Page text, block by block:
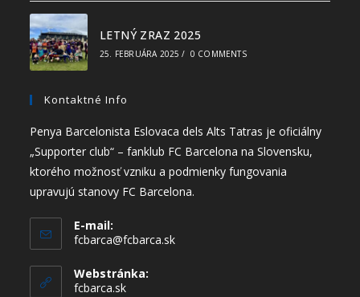
LETNÝ ZRAZ 2025
25. FEBRUÁRA 2025 / 0 COMMENTS
Kontaktné Info
Penya Barcelonista Eslovaca dels Alts Tatras je oficiálny
„Supporter club“ – fanklub FC Barcelona na Slovensku,
ktorého možnosť vzniku a podmienky fungovania
upravujú stanovy FC Barcelona.
E-mail:
fcbarca@fcbarca.sk
Webstránka:
fcbarca.sk